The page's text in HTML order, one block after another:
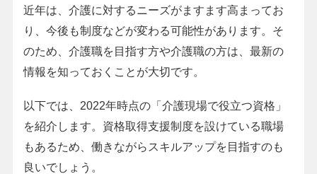
近年は、介護に対するニーズがますます高まってお
り、今後も制度などが変わる可能性があります。そ
のため、介護職を目指す方や介護職の方は、最新の
情報を知っておくことが大切です。
以下では、2022年時点の「介護現場で役立つ資格」
を紹介します。資格取得支援制度を設けている職場
もあるため、働きながらスキルアップを目指すのも
良いでしょう。